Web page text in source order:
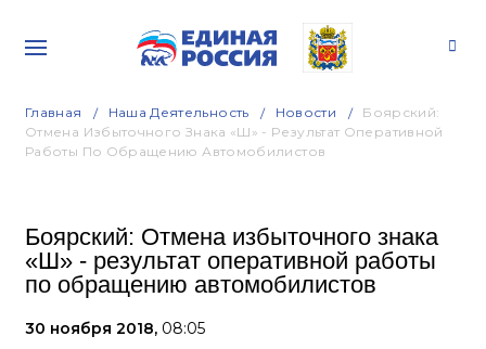
Главная Наша Деятельность Новости
Боярский:
Отмена Избыточного Знака «Ш» - Результат Оперативной
Работы По Обращению Автомобилистов
Боярский: Отмена избыточного знака
«Ш» - результат оперативной работы
по обращению автомобилистов
30 ноября 2018, 08:05